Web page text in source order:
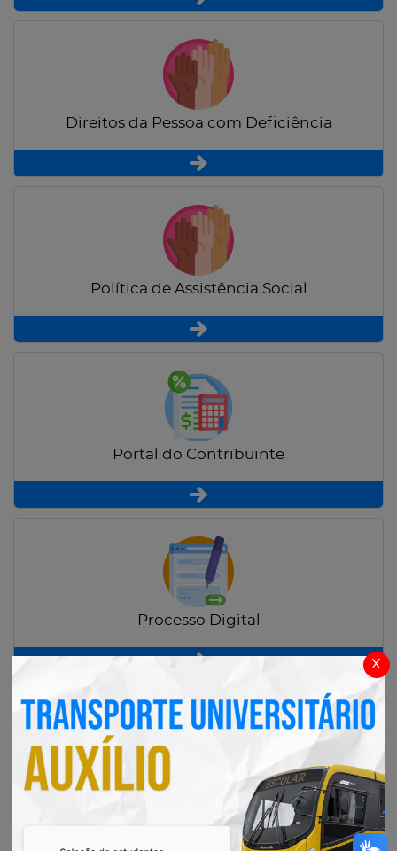
x
Direitos da Pessoa com Deficiência
Política de Assistência Social
Portal do Contribuinte
Processo Digital
Radar Transparência Pública